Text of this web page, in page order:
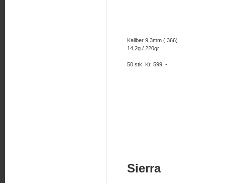
Kaliber 9,3mm (.366)
14,2g / 220gr
50 stk. Kr. 599, -
Sierra